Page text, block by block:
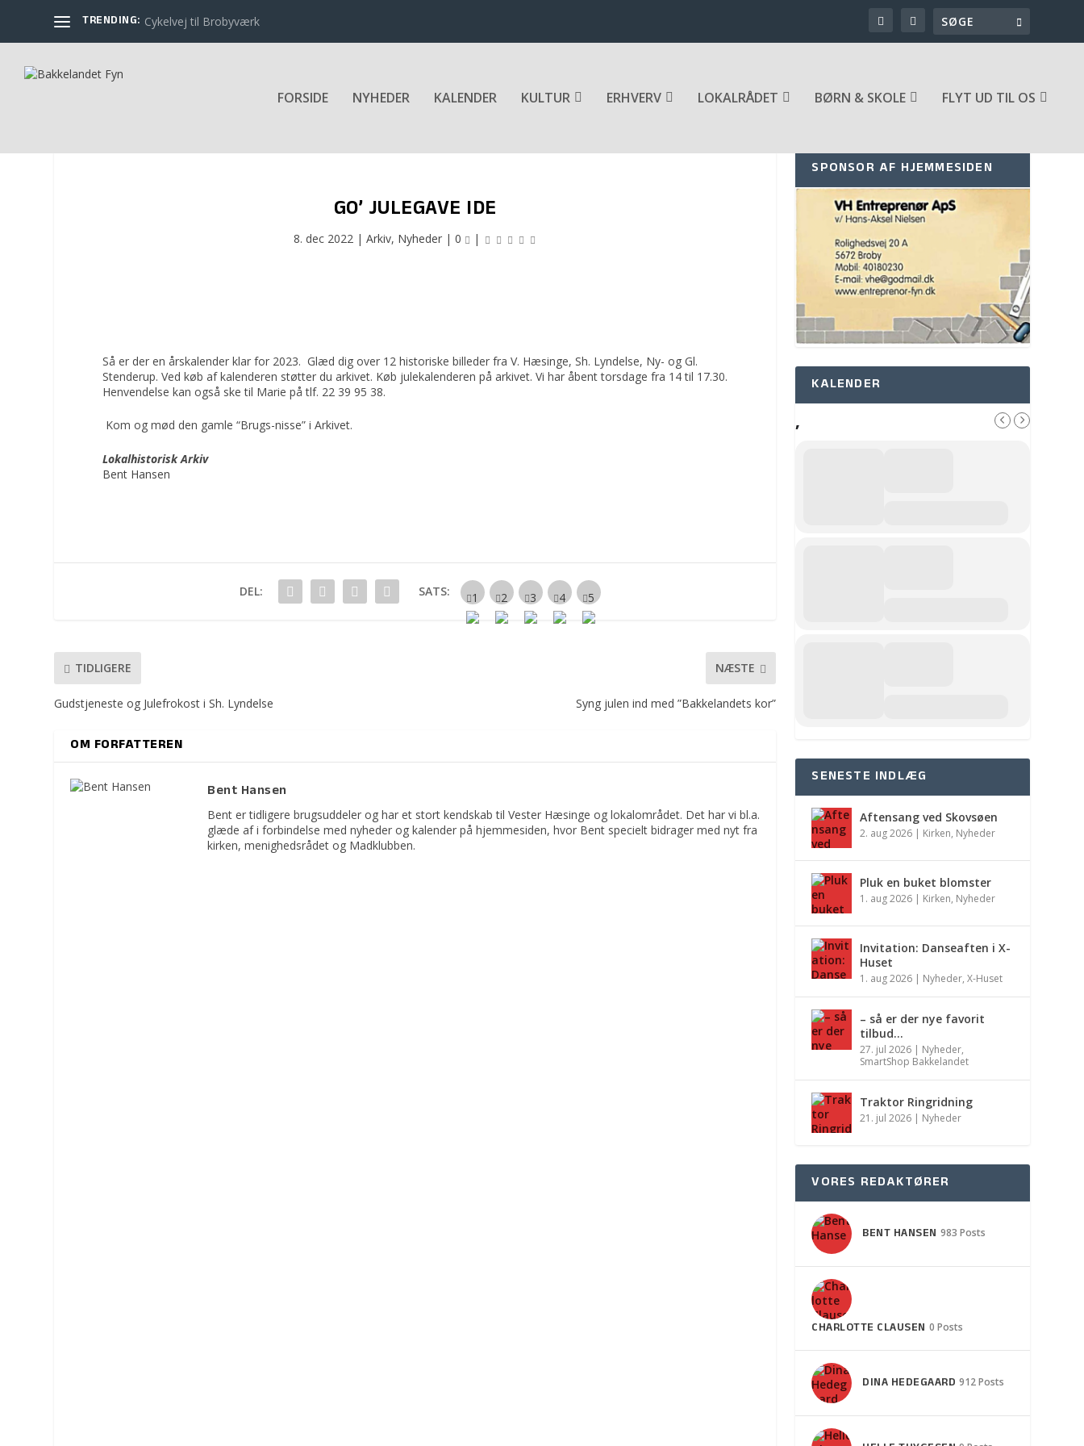
TRENDING: Cykelvej til Brobyværk
FORSIDE NYHEDER KALENDER KULTUR ERHVERV LOKALRÅDET BØRN & SKOLE FLYT UD TIL OS
GO’ JULEGAVE IDE
8. dec 2022 |Arkiv, Nyheder |0 |
Så er der en årskalender klar for 2023. Glæd dig over 12 historiske billeder fra V. Hæsinge, Sh. Lyndelse, Ny- og Gl.
Stenderup. Ved køb af kalenderen støtter du arkivet. Køb julekalenderen på arkivet. Vi har åbent torsdage fra 14 til 17.30.
Henvendelse kan også ske til Marie på tlf. 22 39 95 38.
Kom og mød den gamle “Brugs-nisse” i Arkivet.
Lokalhistorisk Arkiv
Bent Hansen
DEL: SATS:
TIDLIGERE
Gudstjeneste og Julefrokost i Sh. Lyndelse
NÆSTE
Syng julen ind med ”Bakkelandets kor”
OM FORFATTEREN
Bent Hansen
Bent er tidligere brugsuddeler og har et stort kendskab til Vester Hæsinge og lokalområdet. Det har vi bl.a.
glæde af i forbindelse med nyheder og kalender på hjemmesiden, hvor Bent specielt bidrager med nyt fra
kirken, menighedsrådet og Madklubben.
SPONSOR AF HJEMMESIDEN
KALENDER
,
SENESTE INDLÆG
Aftensang ved Skovsøen
2. aug 2026 | Kirken, Nyheder
Pluk en buket blomster
1. aug 2026 | Kirken, Nyheder
Invitation: Danseaften i X-
Huset
1. aug 2026 | Nyheder,X-Huset
– så er der nye favorit
tilbud…
27. jul 2026 | Nyheder,
SmartShop Bakkelandet
Traktor Ringridning
21. jul 2026 | Nyheder
VORES REDAKTØRER
BENT HANSEN 983 Posts
CHARLOTTE CLAUSEN 0 Posts
DINA HEDEGAARD 912 Posts